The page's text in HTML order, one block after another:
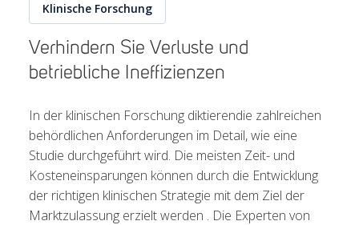
Klinische Forschung
Verhindern Sie Verluste und
betriebliche Ineffizienzen
In der klinischen Forschung diktierendie zahlreichen
behördlichen Anforderungen im Detail, wie eine
Studie durchgeführt wird. Die meisten Zeit- und
Kosteneinsparungen können durch die Entwicklung
der richtigen klinischen Strategie mit dem Ziel der
Marktzulassung erzielt werden . Die Experten von